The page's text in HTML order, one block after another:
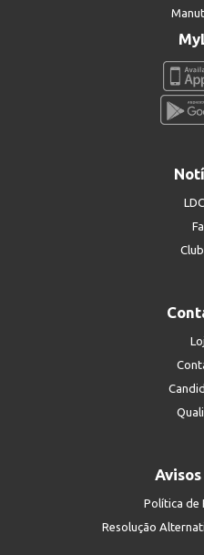
Política de
Resolução